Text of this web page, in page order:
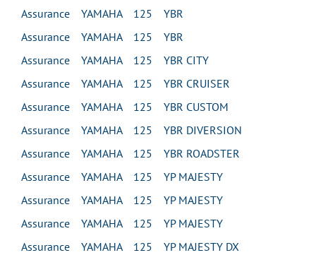
Assurance YAMAHA 125 YBR
Assurance YAMAHA 125 YBR
Assurance YAMAHA 125 YBR CITY
Assurance YAMAHA 125 YBR CRUISER
Assurance YAMAHA 125 YBR CUSTOM
Assurance YAMAHA 125 YBR DIVERSION
Assurance YAMAHA 125 YBR ROADSTER
Assurance YAMAHA 125 YP MAJESTY
Assurance YAMAHA 125 YP MAJESTY
Assurance YAMAHA 125 YP MAJESTY
Assurance YAMAHA 125 YP MAJESTY DX